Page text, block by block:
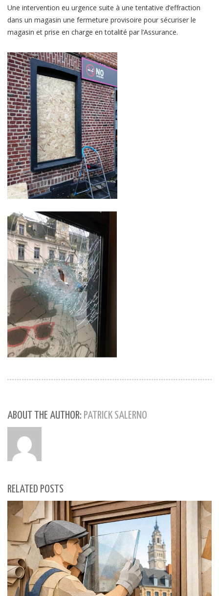
Une intervention eu urgence suite à une tentative d’effraction
dans un magasin une fermeture provisoire pour sécuriser le
magasin et prise en charge en totalité par l’Assurance.
ABOUT THE AUTHOR: PATRICK SALERNO
RELATED POSTS